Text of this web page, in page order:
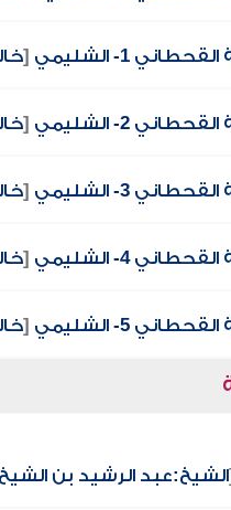
1- الشليمي [
2- الشليمي [
3- الشليمي [
4- الشليمي [
5- الشليمي [
[الشيخ:عبد الرشيد بن